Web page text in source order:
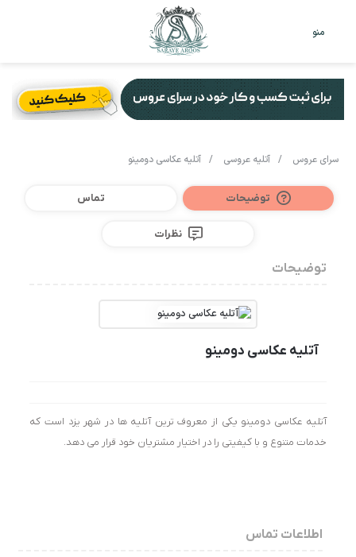
منو
سرای عروس / آتلیه عروسی / آتلیه عکاسی دومینو
توضیحات تماس
نظرات
توضیحات
آتلیه عکاسی دومینو
آتلیه عکاسی دومینو یکی از معروف ترین آتلیه ها در شهر یزد است که
خدمات متنوع و با کیفیتی را در اختیار مشتریان خود قرار می دهد.
اطلاعات تماس